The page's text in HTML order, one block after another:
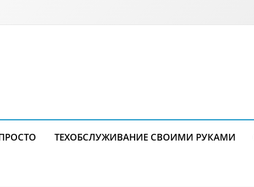
ТЕХОБСЛУЖИВАНИЕ СВОИМИ РУКАМИ